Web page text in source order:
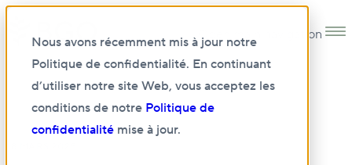
Nous avons récemment mis à jour notre
Politique de confidentialité. En continuant
d’utiliser notre site Web, vous acceptez les
conditions de notre Politique de
confidentialité mise à jour.
Open main navigation